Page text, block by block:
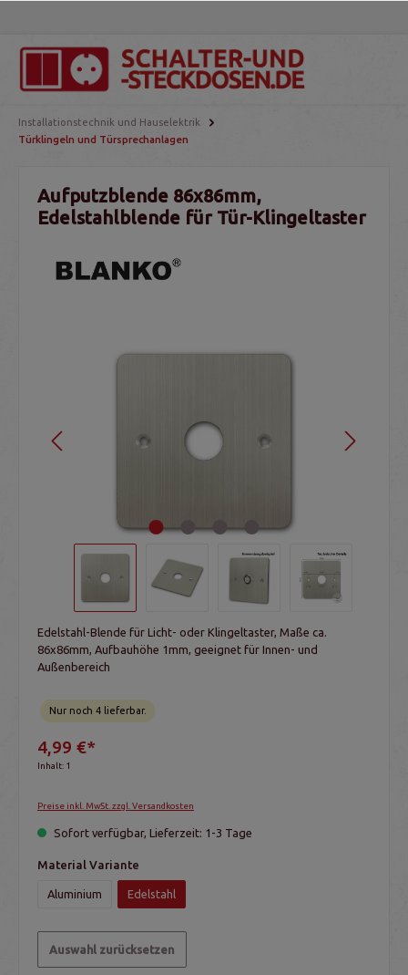
Installationstechnik und Hauselektrik
Türklingeln und Türsprechanlagen
Aufputzblende 86x86mm,
Edelstahlblende für Tür-Klingeltaster
Edelstahl-Blende für Licht- oder Klingeltaster, Maße ca.
86x86mm, Aufbauhöhe 1mm, geeignet für Innen- und
Außenbereich
Nur noch 4 lieferbar.
4,99 €*
Inhalt: 1
Preise inkl. MwSt. zzgl. Versandkosten
Sofort verfügbar, Lieferzeit: 1-3 Tage
Material Variante
Aluminium Edelstahl
Auswahl zurücksetzen